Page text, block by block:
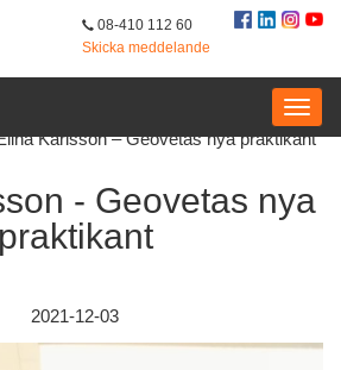
08-410 112 60
Skicka meddelande
Karlsson – Geovetas nya praktikant
- Geovetas nya
praktikant
2021-12-03